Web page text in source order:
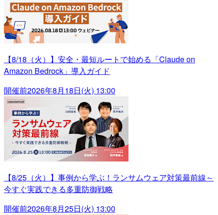
【8/18（火）】安全・最短ルートで始める「Claude on
Amazon Bedrock」導入ガイド
開催前2026年8月18日(火) 13:00
【8/25（火）】事例から学ぶ！ランサムウェア対策最前線～
今すぐ実践できる多重防御戦略
開催前2026年8月25日(火) 13:00